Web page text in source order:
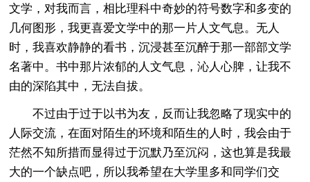
文学，对我而言，相比理科中奇妙的符号数字和多变的
几何图形，我更喜爱文学中的那一片人文气息。无人
时，我喜欢静静的看书，沉浸甚至沉醉于那一部部文学
名著中。书中那片浓郁的人文气息，沁人心脾，让我不
由的深陷其中，无法自拔。
不过由于过于以书为友，反而让我忽略了现实中的
人际交流，在面对陌生的环境和陌生的人时，我会由于
茫然不知所措而显得过于沉默乃至沉闷，这也算是我最
大的一个缺点吧，所以我希望在大学里多和同学们交